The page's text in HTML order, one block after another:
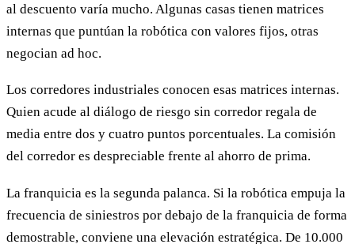
al descuento varía mucho. Algunas casas tienen matrices
internas que puntúan la robótica con valores fijos, otras
negocian ad hoc.
Los corredores industriales conocen esas matrices internas.
Quien acude al diálogo de riesgo sin corredor regala de
media entre dos y cuatro puntos porcentuales. La comisión
del corredor es despreciable frente al ahorro de prima.
La franquicia es la segunda palanca. Si la robótica empuja la
frecuencia de siniestros por debajo de la franquicia de forma
demostrable, conviene una elevación estratégica. De 10.000